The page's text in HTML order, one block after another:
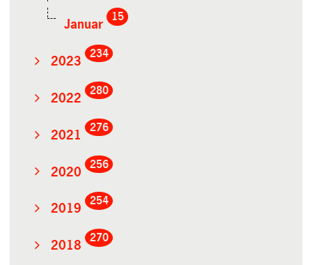
Januar
15
2023
234
2022
280
2021
276
2020
256
2019
254
2018
270